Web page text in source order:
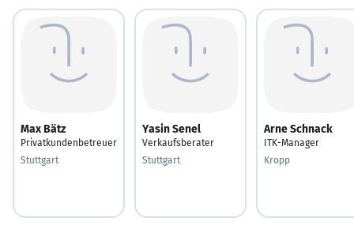
Max Bätz
Privatkundenbetreuer
Stuttgart
Yasin Senel
Verkaufsberater
Stuttgart
Arne Schnack
ITK-Manager
Kropp